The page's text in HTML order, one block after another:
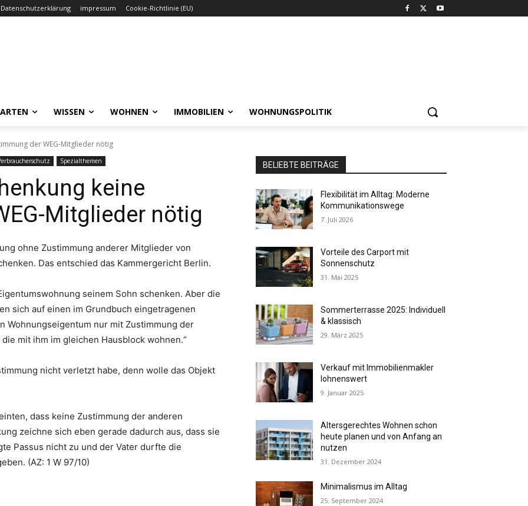
Datenschutzerklärung impressum Cookie-Richtlinie (EU)
WISSEN WOHNEN IMMOBILIEN WOHNUNGSPOLITIK
der WEG-Mitglieder nötig
Spezialthemen
keine
Mitglieder nötig
ohne Zustimmung anderer Mitglieder von
Das entschied das Kammergericht Berlin.
seinem Sohn schenken. Aber die
sich auf einen im Grundbuch eingetragenen
Wohnungseigentum nur mit Zustimmung der
mit ihm im gleichen Hausblock wohnen.“
nicht verletzt habe, denn wolle das Objekt
dass keine Zustimmung der anderen
zeichne sich eben gerade dadurch aus, dass sie
Passus nicht zu und der Vater durfte die
(AZ: 1 W 97/10)
BELIEBTE BEITRÄGE
Flexibilität im Alltag: Moderne
Kommunikationswege
7. Juli 2026
Vorteile des Carport mit
Sonnenschutz
31. Mai 2025
Sommerterrasse 2025: Individuell
& klassisch
29. März 2025
Verkauf mit Immobilienmakler
lohnenswert
9. Januar 2025
Altersgerechtes Wohnen schon
heute planen und von Anfang an
nutzen
31. Dezember 2024
Minimalismus im Alltag
25. September 2024